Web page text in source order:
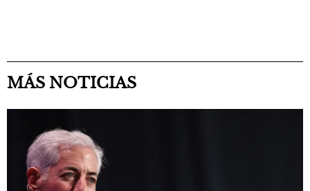
MÁS NOTICIAS